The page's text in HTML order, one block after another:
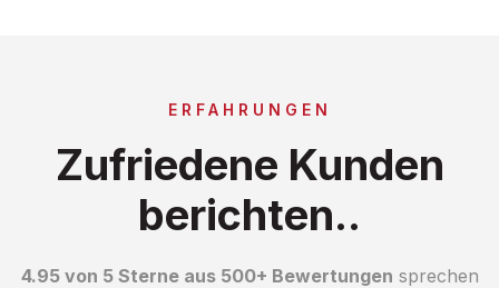
ERFAHRUNGEN
Zufriedene Kunden
berichten..
4.95 von 5 Sterne aus 500+ Bewertungen sprechen